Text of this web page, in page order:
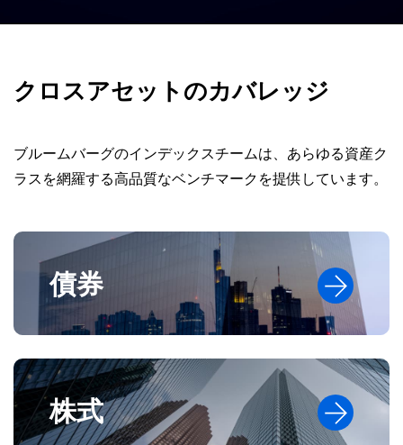
クロスアセットのカバレッジ
ブルームバーグのインデックスチームは、あらゆる資産ク
ラスを網羅する高品質なベンチマークを提供しています。
債券
株式